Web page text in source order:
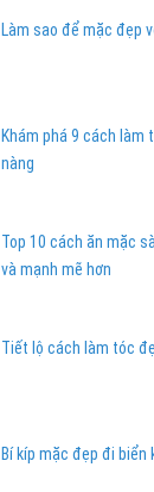
Làm sao để mặc đẹp
Khám phá 9 cách làm
nàng
Top 10 cách ăn mặc
và mạnh mẽ hơn
Tiết lộ cách làm tóc
Bí kíp mặc đẹp đi biển